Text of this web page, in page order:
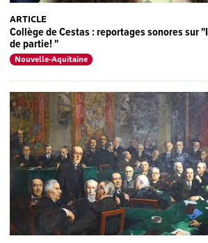
ARTICLE
Collège de Cestas : reportages sonores sur
de partie! "
Nouvelle-Aquitaine